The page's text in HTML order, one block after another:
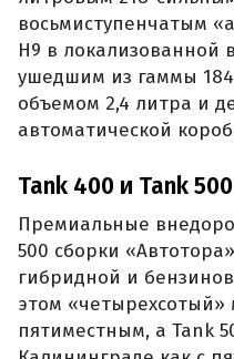
восьмиступенчатым
H9 в локализованной
ушедшим из гаммы
объемом 2,4 литра и
автоматической
Tank 400 и Tank 500
Премиальные
500 сборки
гибридной и
этом «четырехсотый»
пятиместным, а Tank